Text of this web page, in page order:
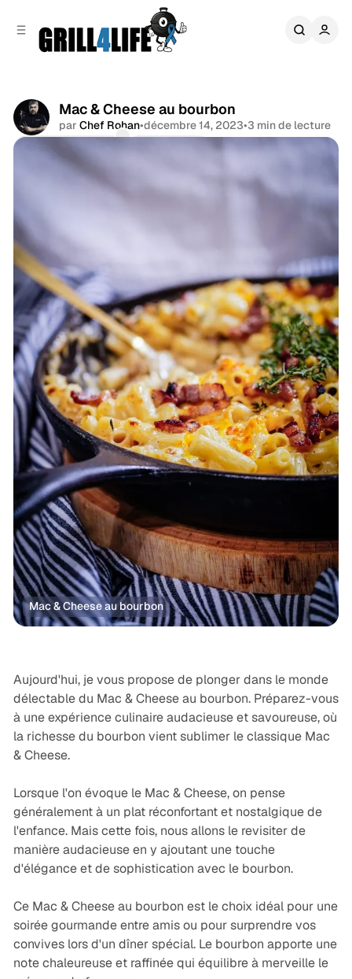
Mac & Cheese au bourbon
par Chef Rohan•décembre 14, 2023•3 min de lecture
Commentaires
Mac & Cheese au bourbon
Légumes, Veggie Recettes USA
Aujourd'hui, je vous propose de plonger dans le monde
délectable du Mac & Cheese au bourbon. Préparez-vous
à une expérience culinaire audacieuse et savoureuse, où
la richesse du bourbon vient sublimer le classique Mac
& Cheese.
Lorsque l'on évoque le Mac & Cheese, on pense
généralement à un plat réconfortant et nostalgique de
l'enfance. Mais cette fois, nous allons le revisiter de
manière audacieuse en y ajoutant une touche
d'élégance et de sophistication avec le bourbon.
Ce Mac & Cheese au bourbon est le choix idéal pour une
soirée gourmande entre amis ou pour surprendre vos
convives lors d'un dîner spécial. Le bourbon apporte une
note chaleureuse et raffinée qui équilibre à merveille le